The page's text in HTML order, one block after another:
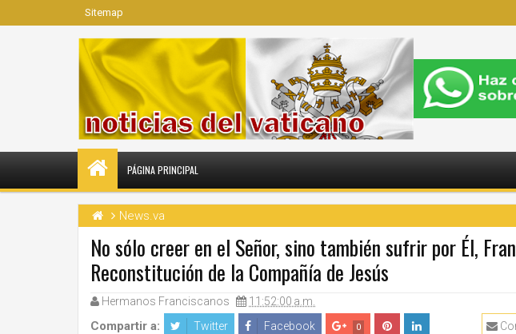
Sitemap
PÁGINA PRINCIPAL
News.va
No sólo creer en el Señor, sino también sufrir por Él,
Reconstitución de la Compañía de Jesús
Hermanos Franciscanos 11:52:00 a.m.
Compartir a: Twitter Facebook 0